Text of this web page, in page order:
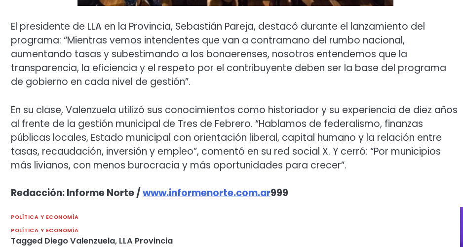
El presidente de LLA en la Provincia, Sebastián Pareja, destacó durante el lanzamiento del
programa: “Mientras vemos intendentes que van a contramano del rumbo nacional,
aumentando tasas y subestimando a los bonaerenses, nosotros entendemos que la
transparencia, la eficiencia y el respeto por el contribuyente deben ser la base del programa
de gobierno en cada nivel de gestión”.
En su clase, Valenzuela utilizó sus conocimientos como historiador y su experiencia de diez años
al frente de la gestión municipal de Tres de Febrero. “Hablamos de federalismo, finanzas
públicas locales, Estado municipal con orientación liberal, capital humano y la relación entre
tasas, recaudación, inversión y empleo”, comentó en su red social X. Y cerró: “Por municipios
más livianos, con menos burocracia y más oportunidades para crecer”.
Redacción: Informe Norte /www.informenorte.com.ar999
POLÍTICA Y ECONOMÍA
POLÍTICA Y ECONOMÍA
Tagged Diego Valenzuela, LLA Provincia